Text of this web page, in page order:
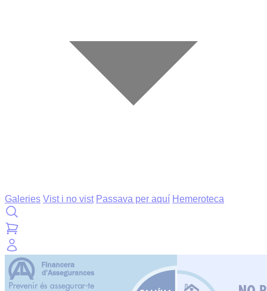
Galeries Vist i no vist Passava per aquí Hemeroteca